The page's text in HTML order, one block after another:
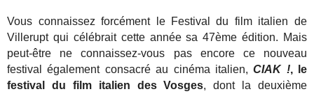
Vous connaissez forcément le Festival du film italien de
Villerupt qui célébrait cette année sa 47ème édition. Mais
peut-être ne connaissez-vous pas encore ce nouveau
festival également consacré au cinéma italien,CIAK !, le
festival du film italien des Vosges, dont la deuxième